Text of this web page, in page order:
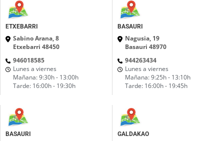
ETXEBARRI
Sabino Arana, 8
Etxebarri 48450
946018585
Lunes a viernes
Mañana: 9:30h - 13:00h
Tarde: 16:00h - 19:30h
BASAURI
Nagusia, 19
Basauri 48970
944263434
Lunes a viernes
Mañana: 9:25h - 13:10h
Tarde: 16:00h - 19:45h
BASAURI GALDAKAO